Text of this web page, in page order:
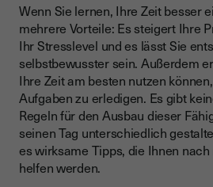
Wenn Sie lernen, Ihre Zeit besser
mehrere Vorteile: Es steigert Ihre
Ihr Stresslevel und es lässt Sie
selbstbewusster sein. Außerdem
Ihre Zeit am besten nutzen
Aufgaben zu erledigen. Es gibt
Regeln für den Ausbau dieser
seinen Tag unterschiedlich
es wirksame Tipps, die Ihnen
helfen werden.